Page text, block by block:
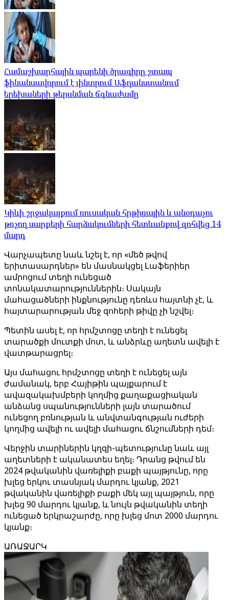
Համաշխարհային պարենի ծրագիրը շտապ
ֆինանսավորում է փնտրում Աֆղանստանում
երեխաների թերսնման ճգնաժամը
Կիևի շրջակայքում ռուսական հրթիռային և անօդաչու
թռչող սարքերի հարձակումների հետևանքով զոհվեց 14
մարդ
Վարչապետը նաև նշել է, որ «մեծ թվով
երիտասարդներ» են մասնակցել Լաֆերիեր
ամրոցում տեղի ունեցած
տոնակատարություններին։ Սակայն
մահացածների ինքնությունը դեռևս հայտնի չէ, և
հայտարարության մեջ զոհերի թիվը չի նշվել։
Պետին ասել է, որ հրմշտոցը տեղի է ունեցել
տարածքի մուտքի մոտ, և անձրևը աղետն ավելի է
վատթարացրել։
Այս մահացու հրմշտոցը տեղի է ունեցել այն
ժամանակ, երբ Հայիթին պայքարում է
ավազակախմբերի կողմից քաղաքացիական
անձանց սպանությունների լայն տարածում
ունեցող բռնության և անվտանգության ուժերի
կողմից ավելի ու ավելի մահացու ճնշումների դեմ։
Վերջին տարիներին կղզի-պետությունը նաև այլ
աղետների է ականատես եղել։ Դրանց թվում են
2024 թվականին վառելիքի բաքի պայթյունը, որը
խլեց երկու տասնյակ մարդու կյանք, 2021
թվականին վառելիքի բաքի մեկ այլ պայթյուն, որը
խլեց 90 մարդու կյանք, և նույն թվականին տեղի
ունեցած երկրաշարժը, որը խլեց մոտ 2000 մարդու
կյանք։
ԱՌԱՋԱՐԿ